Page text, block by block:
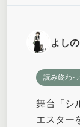
よしの
読み終わ
舞台「シ
エスター